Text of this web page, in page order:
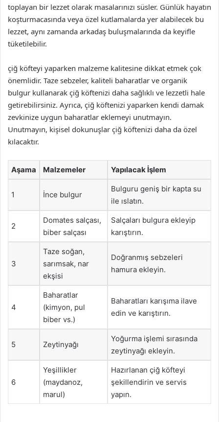
toplayan bir lezzet olarak masalarınızı süsler. Günlük hayatın
koşturmacasında veya özel kutlamalarda yer alabilecek bu
lezzet, aynı zamanda arkadaş buluşmalarında da keyifle
tüketilebilir.
çiğ köfteyi yaparken malzeme kalitesine dikkat etmek çok
önemlidir. Taze sebzeler, kaliteli baharatlar ve organik
bulgur kullanarak çiğ köftenizi daha sağlıklı ve lezzetli hale
getirebilirsiniz. Ayrıca, çiğ köftenizi yaparken kendi damak
zevkinize uygun baharatlar eklemeyi unutmayın.
Unutmayın, kişisel dokunuşlar çiğ köftenizi daha da özel
kılacaktır.
Aşama Malzemeler Yapılacak İşlem
1 İnce bulgur
Bulguru geniş bir kapta su
ile ıslatın.
2
Domates salçası,
biber salçası
Salçaları bulgura ekleyip
karıştırın.
3
Taze soğan,
sarımsak, nar
ekşisi
Doğranmış sebzeleri
hamura ekleyin.
4
Baharatlar
(kimyon, pul
biber vs.)
Baharatları karışıma ilave
edin ve karıştırın.
5 Zeytinyağı
Yoğurma işlemi sırasında
zeytinyağı ekleyin.
6
Yeşillikler
(maydanoz,
marul)
Hazırlanan çiğ köfteyi
şekillendirin ve servis
yapın.